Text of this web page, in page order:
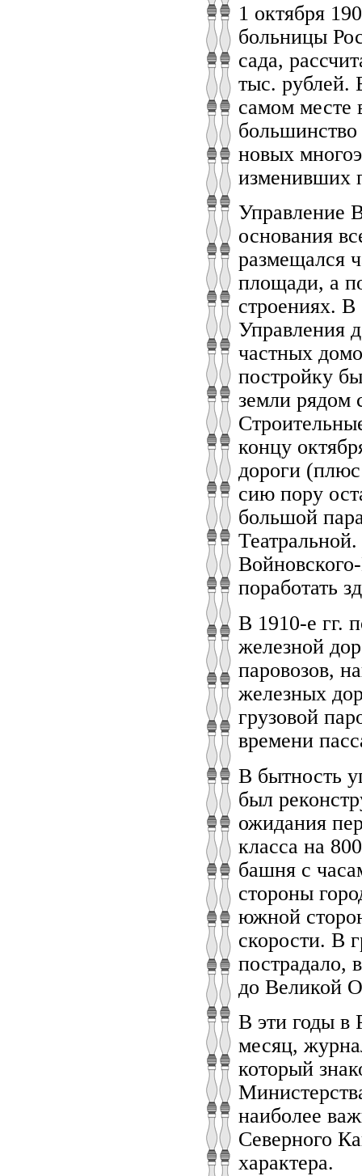
1 октября
больницы
сада,
тыс. рублей.
самом месте
новых
изменивших
Управление
основания
размещался
площади, а
строениях.
Управления
частных
постройку
земли рядом
концу
дороги
сию пору
большой
поработать
В 1910-е гг.
железной
паровозов,
железных
грузовой
времени
В бытность
был
ожидания
класса на
башня с
стороны
южной
скорости. В
пострадало,
до Великой
В эти годы в
месяц,
который
наиболее
Северного
характера.